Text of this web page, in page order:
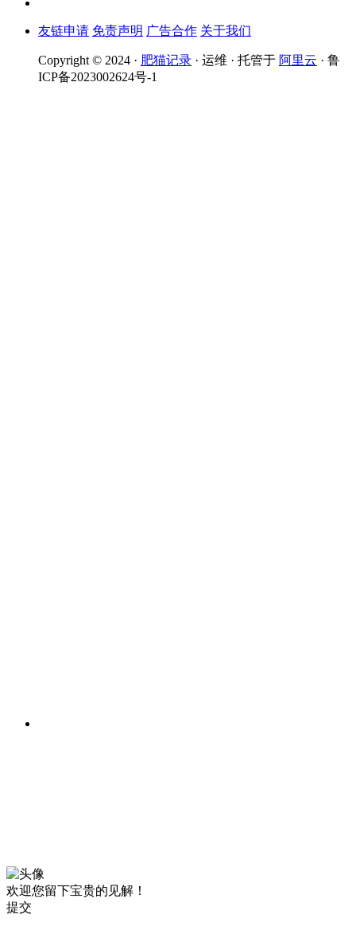
友链申请 免责声明 广告合作 关于我们
Copyright © 2024 · 肥猫记录 · 运维 · 托管于 阿里云 · 鲁
ICP备2023002624号-1
欢迎您留下宝贵的见解！
提交